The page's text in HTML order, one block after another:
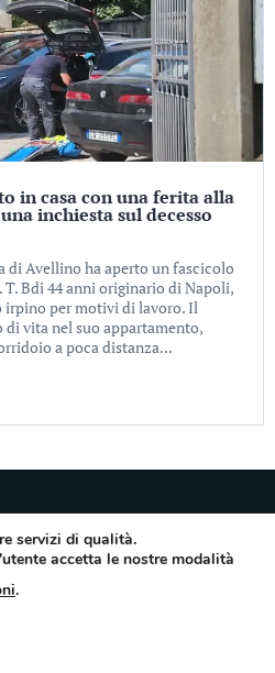
in casa con una ferita alla
inchiesta sul decesso
di Avellino ha aperto un fascicolo
T. Bdi 44 anni originario di Napoli,
irpino per motivi di lavoro. Il
vita nel suo appartamento,
a poca distanza...
Reg. Trib. di Avellino n.7/12 del
di Comunicazione al n.7671
– PI/CF. Reg. naz. stampa 10218/99
servizi di qualità.
accetta le nostre modalità
.